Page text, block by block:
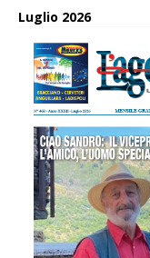
Luglio 2026